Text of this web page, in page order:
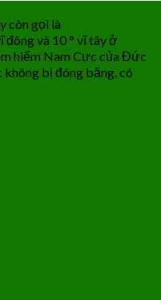
còn gọi là
đông và 10 ° vĩ tây ở
hiểm Nam Cực của Đức
bị đóng băng, có